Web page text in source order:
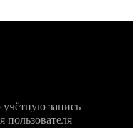
запись
пользователя